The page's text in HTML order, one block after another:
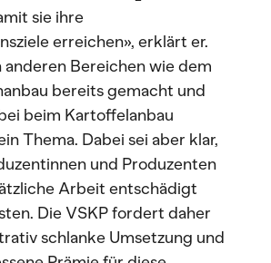
sie ihre
erreichen», erklärt er.
anderen Bereichen wie dem
bereits gemacht und
beim Kartoffelanbau
Thema. Dabei sei aber klar,
und Produzenten
Arbeit entschädigt
Die VSKP fordert daher
schlanke Umsetzung und